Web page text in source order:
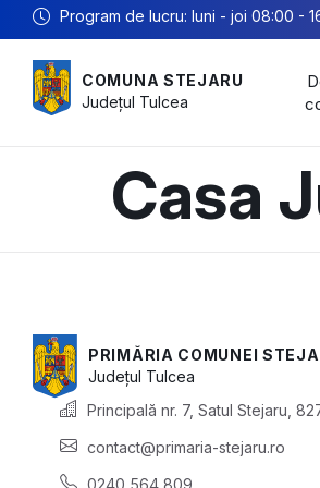
Program de lucru: luni - joi 08:00 -
COMUNA STEJARU
Județul Tulcea
Casa
PRIMĂRIA COMUNEI
Județul Tulcea
Principală nr. 7, Satul Stejaru,
contact@primaria-stejaru.ro
0240 564 809